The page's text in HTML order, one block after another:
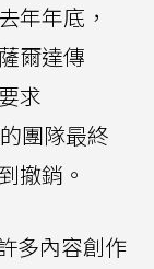
年年底，
爾達傳
求
團隊最終
撤銷。
多內容創作